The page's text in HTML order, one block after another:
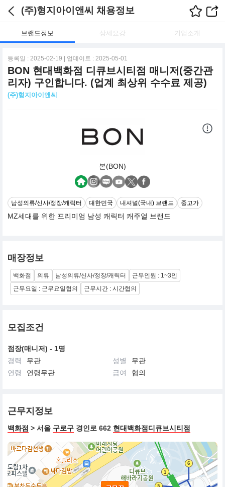
(주)형지아이앤씨 채용정보
브랜드정보 상세요강 기업소개
등록일 : 2025-02-19 | 업데이트 : 2025-05-01
BON 현대백화점 디큐브시티점 매니저(중간관
리자) 구인합니다. (업계 최상위 수수료 제공)
(주)형지아이앤씨
본(BON)
남성의류/신사/정장/캐릭터 대한민국 내셔널(국내) 브랜드 중고가
MZ세대를 위한 프리미엄 남성 캐릭터 캐주얼 브랜드
매장정보
백화점 의류 남성의류/신사/정장/캐릭터
근무인원 : 1~3인
근무요일 : 근무요일협의
근무시간 : 시간협의
모집조건
점장(매니저) - 1명
경력
무관 성별
무관
연령
연령무관 급여 협의
근무지정보
백화점 > 서울 구로구 경인로 662 현대백화점디큐브시티점